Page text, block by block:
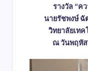
รางวัล “ค
นายรัชพงษ์ ฉั
วิทยาลัยเท
ณ วันพฤหั